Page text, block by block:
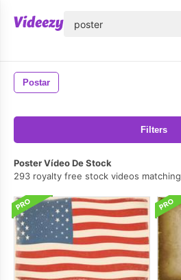
Postar
Filters
Poster Vídeo De Stock
293 royalty free stock videos matching